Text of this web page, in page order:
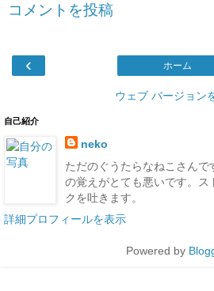
コメントを投稿
‹ ホーム
ウェブ バージョン
自己紹介
neko
ただのぐうたらなねこさんで
の覚えがとても悪いです。ス
クを吐きます。
詳細プロフィールを表示
Powered by